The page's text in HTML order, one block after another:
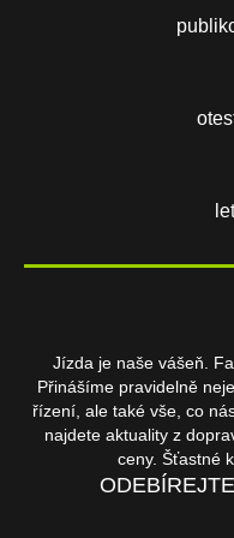
Jízda je naše vášeň.
Přinášíme pravidelně
řízení, ale také vše, co
najdete aktuality z
ceny. Šťastné